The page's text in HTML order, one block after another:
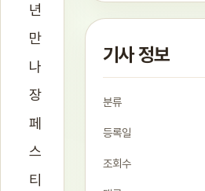
년
만
나
장
페
스
티
기사 정보
분류
등록일
조회수